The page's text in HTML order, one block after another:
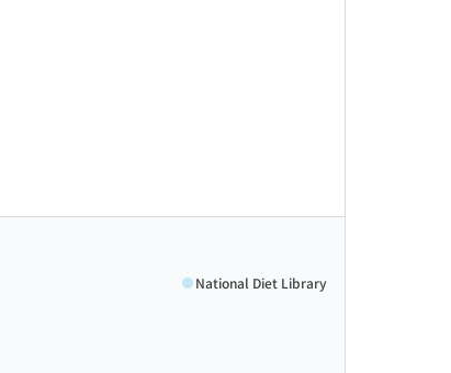
National Diet Library